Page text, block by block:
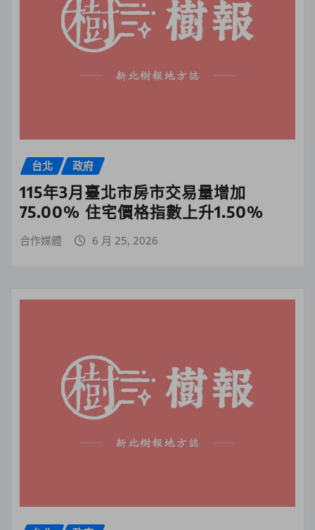
台北 政府
115年3月臺北市房市交易量增加
75.00% 住宅價格指數上升1.50%
合作媒體 6 月 25, 2026